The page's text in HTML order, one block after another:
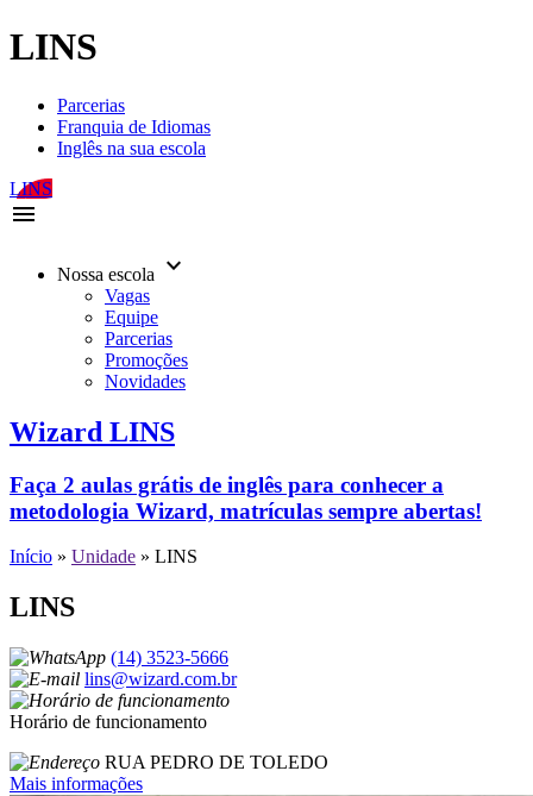
LINS
Parcerias
Franquia de Idiomas
Inglês na sua escola
LINS
menu
Nossa escola keyboard_arrow_down
Vagas
Equipe
Parcerias
Promoções
Novidades
Wizard LINS
Faça 2 aulas grátis de inglês para conhecer a
metodologia Wizard, matrículas sempre abertas!
Início » Unidade » LINS
LINS
(14) 3523-5666
lins@wizard.com.br
Horário de funcionamento
RUA PEDRO DE TOLEDO
Mais informações